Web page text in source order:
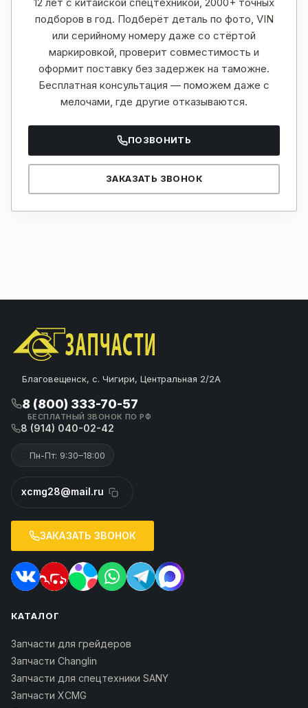
подборов в год. Подберёт деталь по фото, VIN
или серийному номеру даже со стёртой
маркировкой, проверит совместимость и
оформит поставку без задержек на таможне.
Бесплатная консультация — поможем даже с
мелочами, где другие отказываются.
ПОЗВОНИТЬ
ЗАКАЗАТЬ ЗВОНОК
Благовещенск, с. Чигири, Центральная 2/2А
8 (800) 333-70-57
БЕСПЛАТНЫЙ ЗВОНОК ПО РФ
8 (914) 040-02-42
Пн-Пт: 9:30–18:00
xcmg28@mail.ru
ЗАКАЗАТЬ ЗВОНОК
КАТАЛОГ
Запчасти для грейдеров
Запчасти Changlin
Запчасти для спецтехники SANY
Запчасти XCMG